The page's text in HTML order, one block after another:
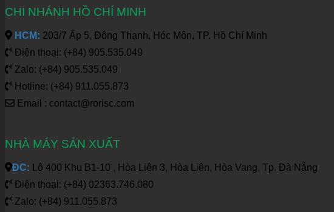
CHI NHÁNH HỒ CHÍ MINH
HCM: 203/7 Ấp 5, Đông Thạnh, Hóc Môn, TP. Hồ Chí Minh
Điện thoại: (+84) 905.535.049
Zalo: (+84) 905.535.049
Hotline: (+84) 911.055.873
Email : contact@rorisc.com
NHÀ MÁY SẢN XUẤT
ĐC: Lô 400 Khu B1-10 , Hòa Liên 3, Hòa Liên, Hòa Vang, Tp. Đà Nẵng
Điện thoại: (+84) 02363.746.080
Zalo: (+84) 911.055.873